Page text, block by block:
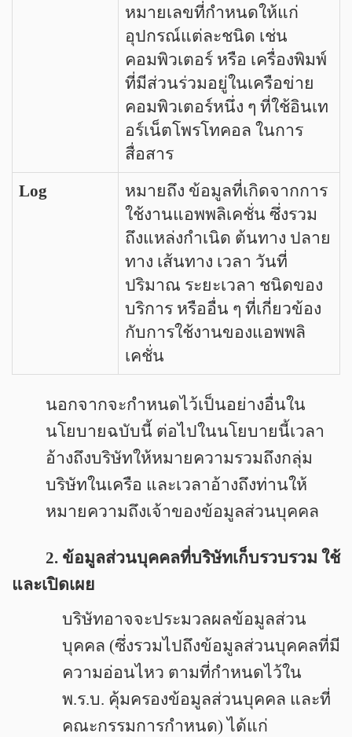
หมายเลขที่กำหนดให้แก่
อุปกรณ์แต่ละชนิด เช่น
คอมพิวเตอร์ หรือ เครื่องพิมพ์
ที่มีส่วนร่วมอยู่ในเครือข่าย
คอมพิวเตอร์หนึ่ง ๆ ที่ใช้อินเท
อร์เน็ตโพรโทคอล ในการ
สื่อสาร
Log
หมายถึง ข้อมูลที่เกิดจากการ
ใช้งานแอพพลิเคชั่น ซึ่งรวม
ถึงแหล่งกำเนิด ต้นทาง ปลาย
ทาง เส้นทาง เวลา วันที่
ปริมาณ ระยะเวลา ชนิดของ
บริการ หรืออื่น ๆ ที่เกี่ยวข้อง
กับการใช้งานของแอพพลิ
เคชั่น
นอกจากจะกำหนดไว้เป็นอย่างอื่นใน
นโยบายฉบับนี้ ต่อไปในนโยบายนี้เวลา
อ้างถึงบริษัทให้หมายความรวมถึงกลุ่ม
บริษัทในเครือ และเวลาอ้างถึงท่านให้
หมายความถึงเจ้าของข้อมูลส่วนบุคคล
2. ข้อมูลส่วนบุคคลที่บริษัทเก็บรวบรวม ใช้
และเปิดเผย
บริษัทอาจจะประมวลผลข้อมูลส่วน
บุคคล (ซึ่งรวมไปถึงข้อมูลส่วนบุคคลที่มี
ความอ่อนไหว ตามที่กำหนดไว้ใน
พ.ร.บ. คุ้มครองข้อมูลส่วนบุคคล และที่
คณะกรรมการกำหนด) ได้แก่